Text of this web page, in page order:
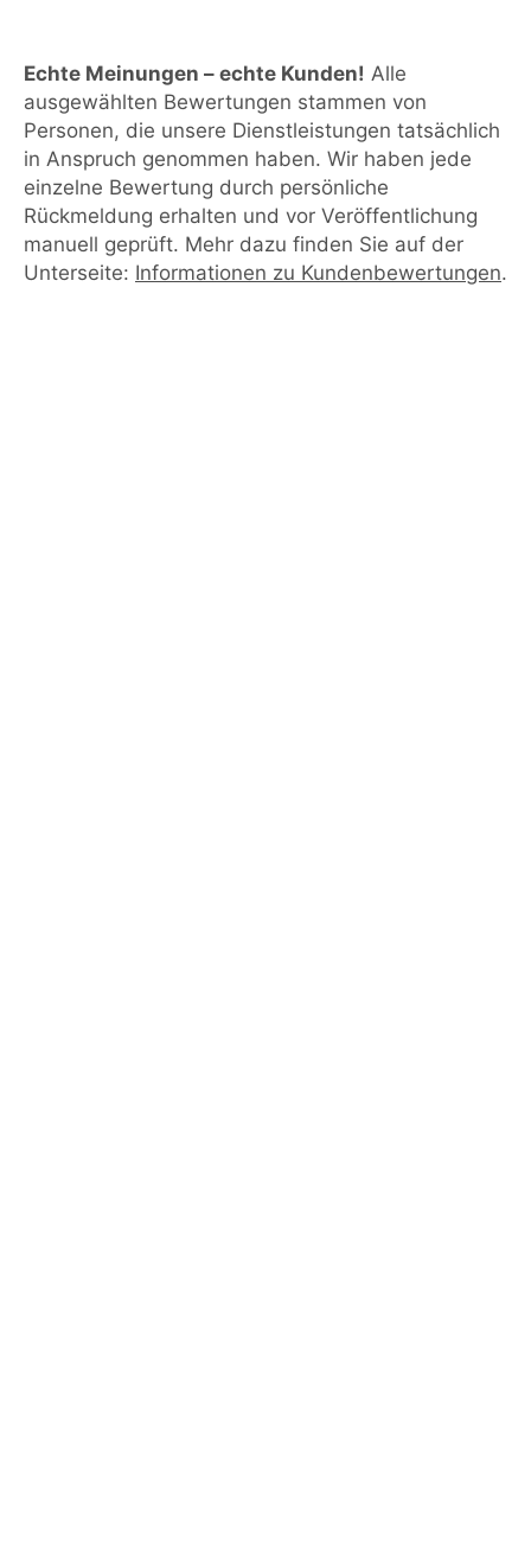
Echte Meinungen – echte Kunden! Alle
ausgewählten Bewertungen stammen von
Personen, die unsere Dienstleistungen tatsächlich
in Anspruch genommen haben. Wir haben jede
einzelne Bewertung durch persönliche
Rückmeldung erhalten und vor Veröffentlichung
manuell geprüft. Mehr dazu finden Sie auf der
Unterseite: Informationen zu Kundenbewertungen.